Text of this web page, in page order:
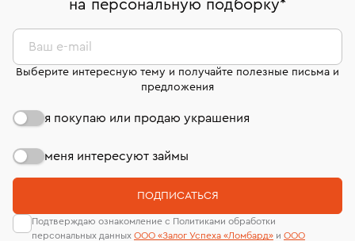
дней на возврат. Детальные условия возврата
комиссионных украшений и часов смотрите на
странице«Возврат украшений»
сертификаты МГУ и других геммологических
лабораторий
на персональную подборку*
Ваш e-mail
Выберите интересную тему и получайте полезные письма и
предложения
я покупаю или продаю украшения
меня интересуют займы
ПОДПИСАТЬСЯ
Подтверждаю ознакомление с Политиками обработки
персональных данных ООО «Залог Успеха «Ломбард» и ООО